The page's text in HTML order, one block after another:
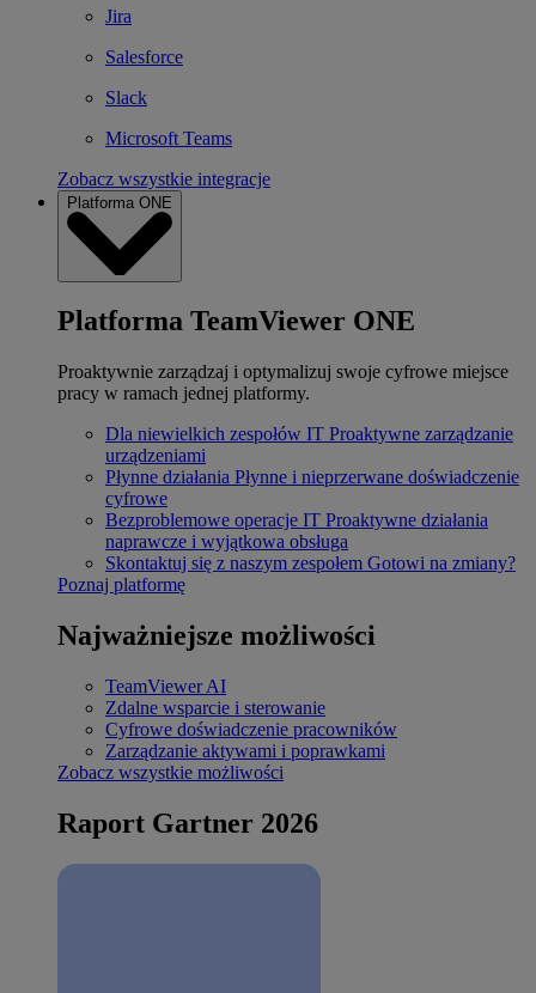
Jira
Salesforce
Slack
Microsoft Teams
Zobacz wszystkie integracje
Platforma ONE
Platforma TeamViewer ONE
Proaktywnie zarządzaj i optymalizuj swoje cyfrowe miejsce
pracy w ramach jednej platformy.
Dla niewielkich zespołów IT Proaktywne zarządzanie
urządzeniami
Płynne działania Płynne i nieprzerwane doświadczenie
cyfrowe
Bezproblemowe operacje IT Proaktywne działania
naprawcze i wyjątkowa obsługa
Skontaktuj się z naszym zespołem Gotowi na zmiany?
Poznaj platformę
Najważniejsze możliwości
TeamViewer AI
Zdalne wsparcie i sterowanie
Cyfrowe doświadczenie pracowników
Zarządzanie aktywami i poprawkami
Zobacz wszystkie możliwości
Raport Gartner 2026